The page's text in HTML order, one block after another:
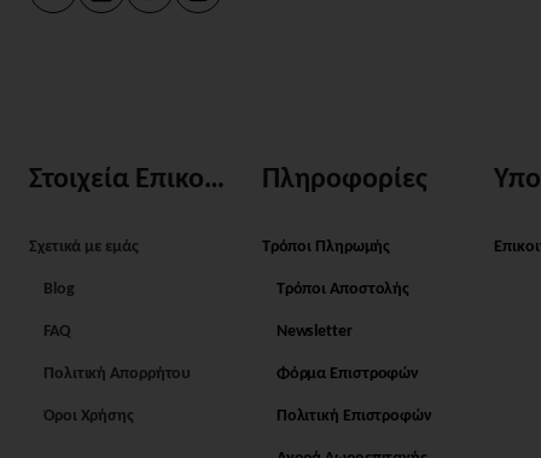
Στοιχεία Επικοινωνίας
Σχετικά με εμάς
Blog
FAQ
Πολιτική Απορρήτου
Όροι Χρήσης
Πληροφορίες
Τρόποι Πληρωμής
Τρόποι Αποστολής
Newsletter
Φόρμα Επιστροφών
Πολιτική Επιστροφών